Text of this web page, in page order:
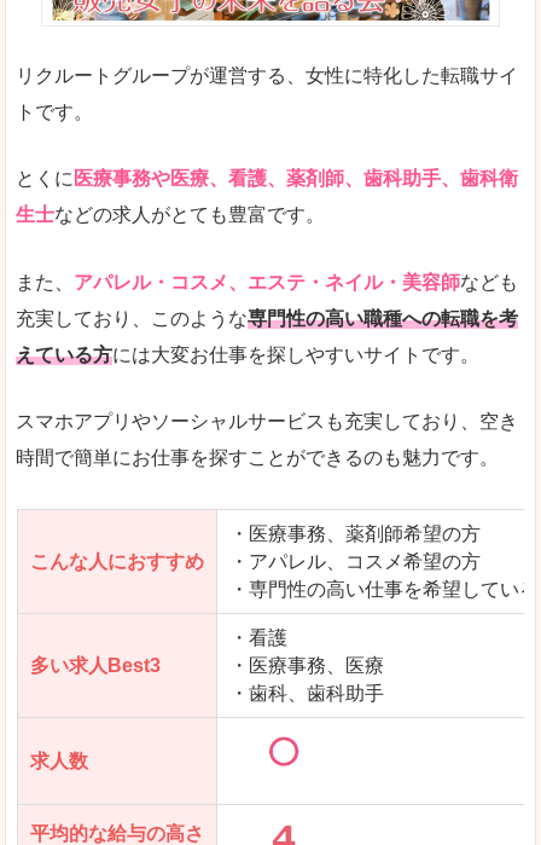
リクルートグループが運営する、女性に特化した転職サイ
トです。
とくに 医療事務や医療、看護、薬剤師、歯科助手、歯科衛
生士などの求人がとても豊富です。
また、 アパレル・コスメ、エステ・ネイル・美容師なども
充実しており、このような専門性の高い職種への転職を考
えている方には大変お仕事を探しやすいサイトです。
スマホアプリやソーシャルサービスも充実しており、空き
時間で簡単にお仕事を探すことができるのも魅力です。
こんな人におすすめ
・医療事務、薬剤師希望の方
・アパレル、コスメ希望の方
・専門性の高い仕事を希望してい
多い求人Best3
・看護
・医療事務、医療
・歯科、歯科助手
求人数
平均的な給与の高さ